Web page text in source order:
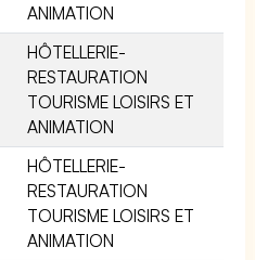
ANIMATION
HÔTELLERIE-
RESTAURATION
TOURISME LOISIRS ET
ANIMATION
HÔTELLERIE-
RESTAURATION
TOURISME LOISIRS ET
ANIMATION